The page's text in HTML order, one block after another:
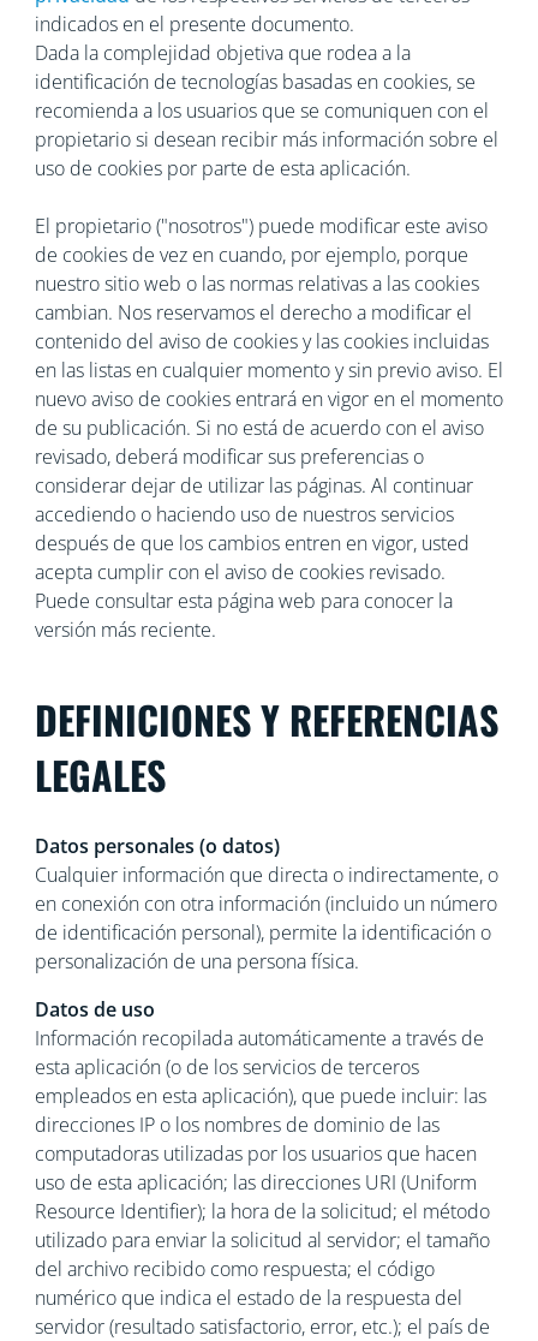
indicados en el presente documento.
Dada la complejidad objetiva que rodea a la
identificación de tecnologías basadas en cookies, se
recomienda a los usuarios que se comuniquen con el
propietario si desean recibir más información sobre el
uso de cookies por parte de esta aplicación.
El propietario ("nosotros") puede modificar este aviso
de cookies de vez en cuando, por ejemplo, porque
nuestro sitio web o las normas relativas a las cookies
cambian. Nos reservamos el derecho a modificar el
contenido del aviso de cookies y las cookies incluidas
en las listas en cualquier momento y sin previo aviso. El
nuevo aviso de cookies entrará en vigor en el momento
de su publicación. Si no está de acuerdo con el aviso
revisado, deberá modificar sus preferencias o
considerar dejar de utilizar las páginas. Al continuar
accediendo o haciendo uso de nuestros servicios
después de que los cambios entren en vigor, usted
acepta cumplir con el aviso de cookies revisado.
Puede consultar esta página web para conocer la
versión más reciente.
DEFINICIONES Y REFERENCIAS
LEGALES
Datos personales (o datos)
Cualquier información que directa o indirectamente, o
en conexión con otra información (incluido un número
de identificación personal), permite la identificación o
personalización de una persona física.
Datos de uso
Información recopilada automáticamente a través de
esta aplicación (o de los servicios de terceros
empleados en esta aplicación), que puede incluir: las
direcciones IP o los nombres de dominio de las
computadoras utilizadas por los usuarios que hacen
uso de esta aplicación; las direcciones URI (Uniform
Resource Identifier); la hora de la solicitud; el método
utilizado para enviar la solicitud al servidor; el tamaño
del archivo recibido como respuesta; el código
numérico que indica el estado de la respuesta del
servidor (resultado satisfactorio, error, etc.); el país de